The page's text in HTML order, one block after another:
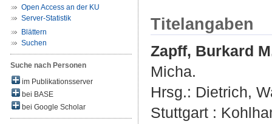
Open Access an der KU
Server-Statistik
Blättern
Suchen
Suche nach Personen
im Publikationsserver
bei BASE
bei Google Scholar
Titelangaben
Zapff, Burkard
Micha.
Hrsg.: Dietrich,
Stuttgart :